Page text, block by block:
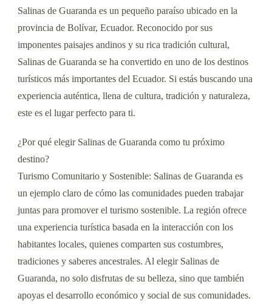
Salinas de Guaranda es un pequeño paraíso ubicado en la
provincia de Bolívar, Ecuador. Reconocido por sus
imponentes paisajes andinos y su rica tradición cultural,
Salinas de Guaranda se ha convertido en uno de los destinos
turísticos más importantes del Ecuador. Si estás buscando una
experiencia auténtica, llena de cultura, tradición y naturaleza,
este es el lugar perfecto para ti.
¿Por qué elegir Salinas de Guaranda como tu próximo
destino?
Turismo Comunitario y Sostenible: Salinas de Guaranda es
un ejemplo claro de cómo las comunidades pueden trabajar
juntas para promover el turismo sostenible. La región ofrece
una experiencia turística basada en la interacción con los
habitantes locales, quienes comparten sus costumbres,
tradiciones y saberes ancestrales. Al elegir Salinas de
Guaranda, no solo disfrutas de su belleza, sino que también
apoyas el desarrollo económico y social de sus comunidades.